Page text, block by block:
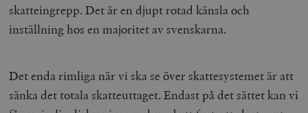
skatteingrepp. Det är en djupt rotad känsla och
inställning hos en majoritet av svenskarna.
Det enda rimliga när vi ska se över skattesystemet är att
sänka det totala skatteuttaget. Endast på det sättet kan vi